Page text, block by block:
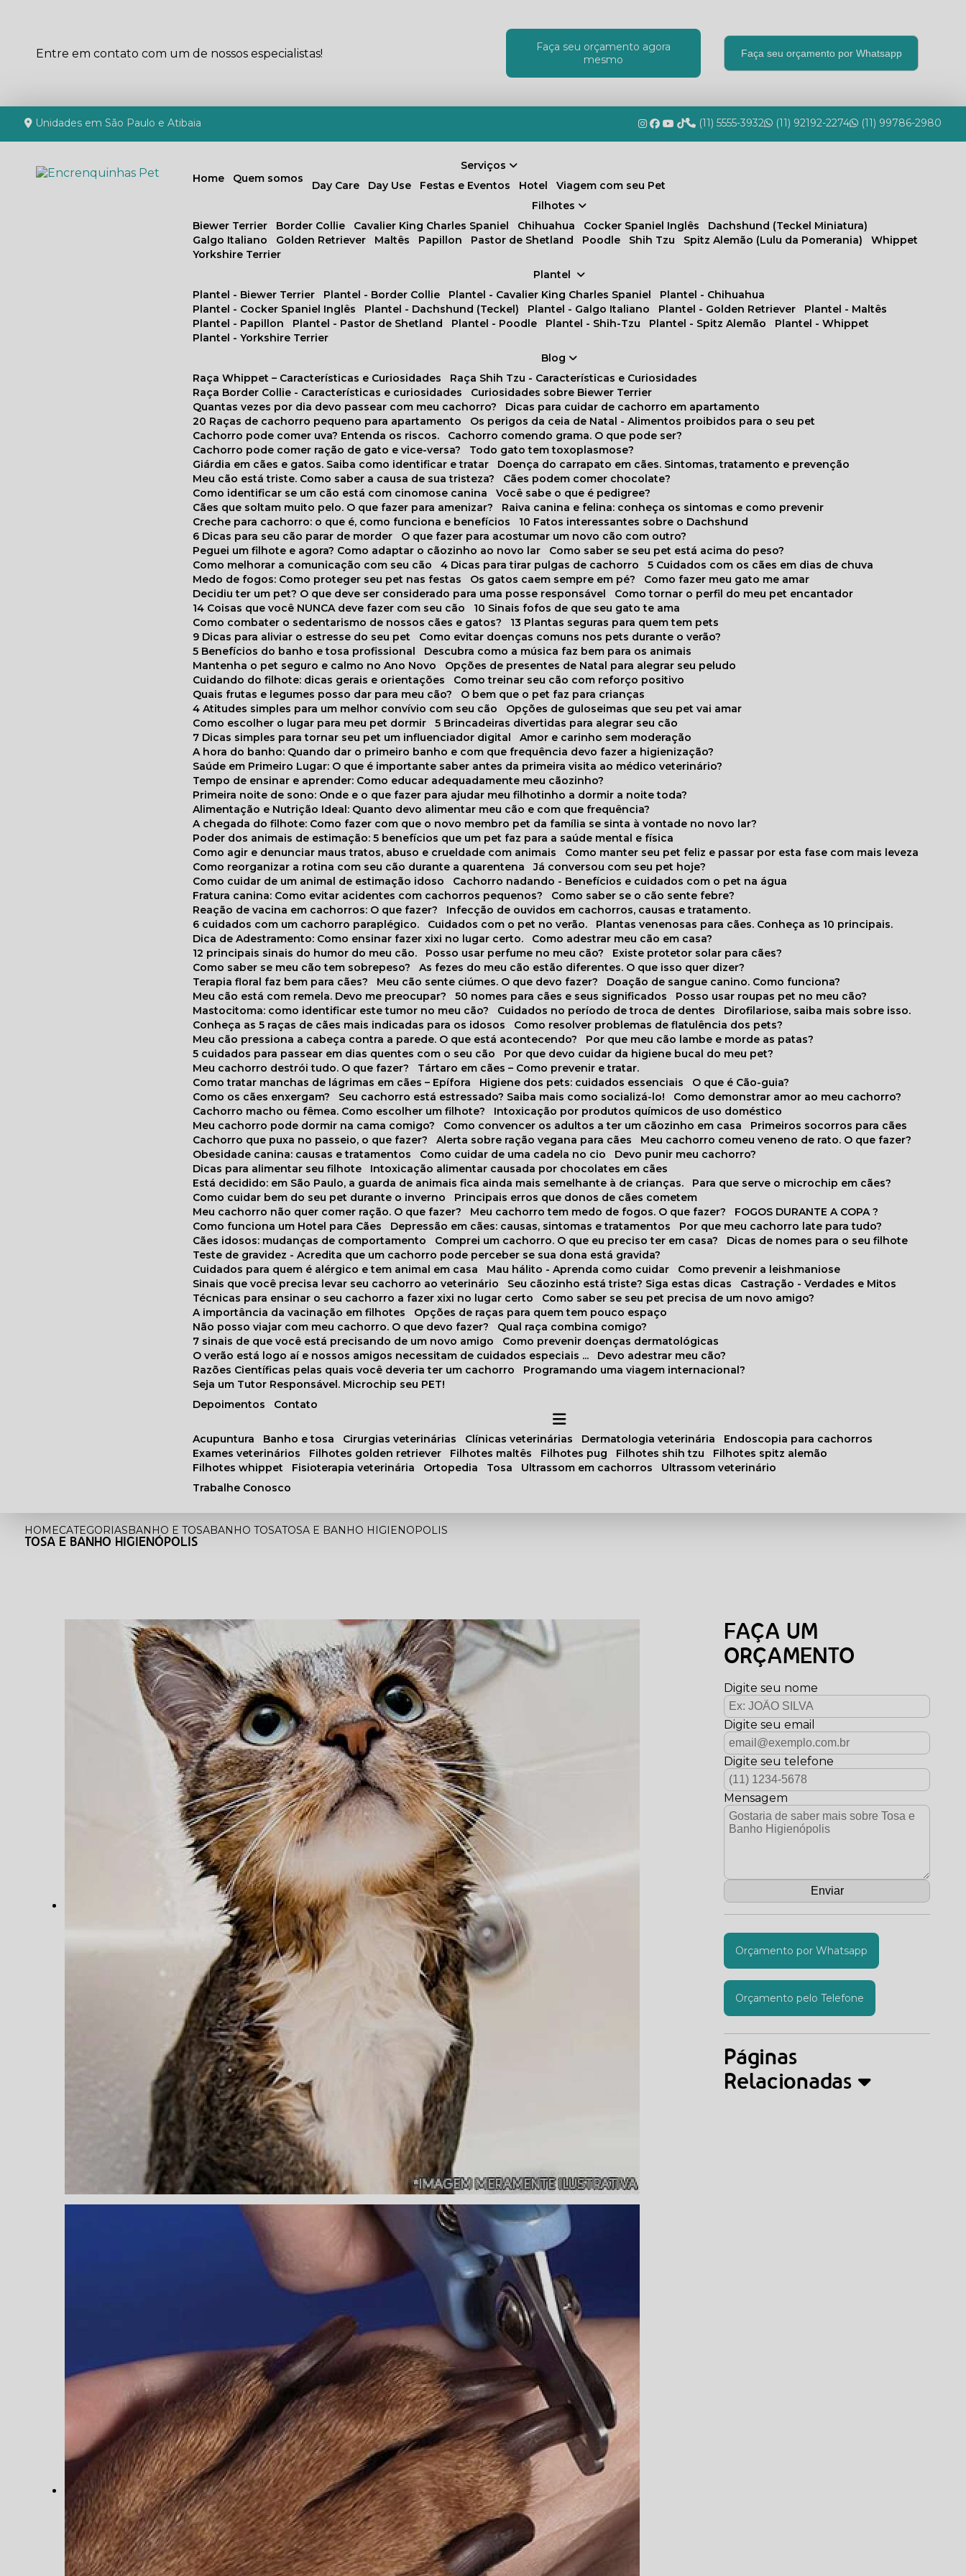
Entre em contato com um de nossos especialistas!
Faça seu orçamento agora
mesmo
Faça seu orçamento por Whatsapp
Unidades em São Paulo e Atibaia (11) 5555-3932 (11) 92192-2274 (11) 99786-2980
Home Quem somos
Depoimentos
Plantel
Plantel - Biewer Terrier
Plantel - Border Collie Plantel - Cavalier King Charles Spaniel
Plantel - Chihuahua
Plantel - Cocker Spaniel Inglês
Plantel - Dachshund (Teckel) Plantel - Galgo Italiano Plantel - Golden Retriever
Plantel - Maltês
Plantel - Papillon
Plantel - Pastor de Shetland Plantel - Poodle Plantel - Shih-Tzu Plantel - Spitz Alemão
Plantel - Whippet
Plantel - Yorkshire Terrier
Blog
Raça Whippet – Características e Curiosidades
Raça Shih Tzu - Características e Curiosidades
Raça Border Collie - Características e curiosidades
Curiosidades sobre Biewer Terrier
Quantas vezes por dia devo passear com meu cachorro?
Dicas para cuidar de cachorro em apartamento
20 Raças de cachorro pequeno para apartamento
Os perigos da ceia de Natal - Alimentos proibidos para o seu pet
Cachorro pode comer uva? Entenda os riscos.
Cachorro comendo grama. O que pode ser?
Cachorro pode comer ração de gato e vice-versa?
Todo gato tem toxoplasmose?
Giárdia em cães e gatos. Saiba como identificar e tratar
Doença do carrapato em cães. Sintomas, tratamento e prevenção
Meu cão está triste. Como saber a causa de sua tristeza?
Cães podem comer chocolate?
Como identificar se um cão está com cinomose canina
Você sabe o que é pedigree?
Cães que soltam muito pelo. O que fazer para amenizar?
Raiva canina e felina: conheça os sintomas e como prevenir
Creche para cachorro: o que é, como funciona e benefícios
10 Fatos interessantes sobre o Dachshund
6 Dicas para seu cão parar de morder
O que fazer para acostumar um novo cão com outro?
Peguei um filhote e agora? Como adaptar o cãozinho ao novo lar
Como saber se seu pet está acima do peso?
Como melhorar a comunicação com seu cão
4 Dicas para tirar pulgas de cachorro
5 Cuidados com os cães em dias de chuva
Medo de fogos: Como proteger seu pet nas festas
Os gatos caem sempre em pé?
Como fazer meu gato me amar
Decidiu ter um pet? O que deve ser considerado para uma posse responsável
Como tornar o perfil do meu pet encantador
14 Coisas que você NUNCA deve fazer com seu cão
10 Sinais fofos de que seu gato te ama
Como combater o sedentarismo de nossos cães e gatos?
13 Plantas seguras para quem tem pets
9 Dicas para aliviar o estresse do seu pet
Como evitar doenças comuns nos pets durante o verão?
5 Benefícios do banho e tosa profissional
Descubra como a música faz bem para os animais
Mantenha o pet seguro e calmo no Ano Novo
Opções de presentes de Natal para alegrar seu peludo
Cuidando do filhote: dicas gerais e orientações
Como treinar seu cão com reforço positivo
Quais frutas e legumes posso dar para meu cão?
O bem que o pet faz para crianças
4 Atitudes simples para um melhor convívio com seu cão
Opções de guloseimas que seu pet vai amar
Como escolher o lugar para meu pet dormir
5 Brincadeiras divertidas para alegrar seu cão
7 Dicas simples para tornar seu pet um influenciador digital
Amor e carinho sem moderação
A hora do banho: Quando dar o primeiro banho e com que frequência devo fazer a higienização?
Saúde em Primeiro Lugar: O que é importante saber antes da primeira visita ao médico veterinário?
Tempo de ensinar e aprender: Como educar adequadamente meu cãozinho?
Primeira noite de sono: Onde e o que fazer para ajudar meu filhotinho a dormir a noite toda?
Alimentação e Nutrição Ideal: Quanto devo alimentar meu cão e com que frequência?
A chegada do filhote: Como fazer com que o novo membro pet da família se sinta à vontade no novo lar?
Poder dos animais de estimação: 5 benefícios que um pet faz para a saúde mental e física
Como agir e denunciar maus tratos, abuso e crueldade com animais
Como manter seu pet feliz e passar por esta fase com mais leveza
Como reorganizar a rotina com seu cão durante a quarentena
Já conversou com seu pet hoje?
Como cuidar de um animal de estimação idoso
Cachorro nadando - Benefícios e cuidados com o pet na água
Fratura canina: Como evitar acidentes com cachorros pequenos?
Como saber se o cão sente febre?
Reação de vacina em cachorros: O que fazer?
Infecção de ouvidos em cachorros, causas e tratamento.
6 cuidados com um cachorro paraplégico.
Cuidados com o pet no verão.
Plantas venenosas para cães. Conheça as 10 principais.
Dica de Adestramento: Como ensinar fazer xixi no lugar certo.
Como adestrar meu cão em casa?
12 principais sinais do humor do meu cão.
Posso usar perfume no meu cão?
Existe protetor solar para cães?
Como saber se meu cão tem sobrepeso?
As fezes do meu cão estão diferentes. O que isso quer dizer?
Terapia floral faz bem para cães?
Meu cão sente ciúmes. O que devo fazer?
Doação de sangue canino. Como funciona?
Meu cão está com remela. Devo me preocupar?
50 nomes para cães e seus significados
Posso usar roupas pet no meu cão?
Mastocitoma: como identificar este tumor no meu cão?
Cuidados no período de troca de dentes
Dirofilariose, saiba mais sobre isso.
Conheça as 5 raças de cães mais indicadas para os idosos
Como resolver problemas de flatulência dos pets?
Meu cão pressiona a cabeça contra a parede. O que está acontecendo?
Por que meu cão lambe e morde as patas?
5 cuidados para passear em dias quentes com o seu cão
Por que devo cuidar da higiene bucal do meu pet?
Meu cachorro destrói tudo. O que fazer?
Tártaro em cães – Como prevenir e tratar.
Como tratar manchas de lágrimas em cães – Epífora
Higiene dos pets: cuidados essenciais
O que é Cão-guia?
Como os cães enxergam?
Seu cachorro está estressado? Saiba mais como socializá-lo!
Como demonstrar amor ao meu cachorro?
Cachorro macho ou fêmea. Como escolher um filhote?
Intoxicação por produtos químicos de uso doméstico
Meu cachorro pode dormir na cama comigo?
Como convencer os adultos a ter um cãozinho em casa
Primeiros socorros para cães
Cachorro que puxa no passeio, o que fazer?
Alerta sobre ração vegana para cães
Meu cachorro comeu veneno de rato. O que fazer?
Obesidade canina: causas e tratamentos
Como cuidar de uma cadela no cio
Devo punir meu cachorro?
Dicas para alimentar seu filhote
Intoxicação alimentar causada por chocolates em cães
Está decidido: em São Paulo, a guarda de animais fica ainda mais semelhante à de crianças.
Para que serve o microchip em cães?
Como cuidar bem do seu pet durante o inverno
Principais erros que donos de cães cometem
Meu cachorro não quer comer ração. O que fazer?
Meu cachorro tem medo de fogos. O que fazer?
FOGOS DURANTE A COPA ?
Como funciona um Hotel para Cães
Depressão em cães: causas, sintomas e tratamentos
Por que meu cachorro late para tudo?
Cães idosos: mudanças de comportamento
Comprei um cachorro. O que eu preciso ter em casa?
Dicas de nomes para o seu filhote
Teste de gravidez - Acredita que um cachorro pode perceber se sua dona está gravida?
Cuidados para quem é alérgico e tem animal em casa
Mau hálito - Aprenda como cuidar
Como prevenir a leishmaniose
Sinais que você precisa levar seu cachorro ao veterinário
Seu cãozinho está triste? Siga estas dicas
Castração - Verdades e Mitos
Técnicas para ensinar o seu cachorro a fazer xixi no lugar certo
Como saber se seu pet precisa de um novo amigo?
A importância da vacinação em filhotes
Opções de raças para quem tem pouco espaço
Não posso viajar com meu cachorro. O que devo fazer?
Qual raça combina comigo?
7 sinais de que você está precisando de um novo amigo
Como prevenir doenças dermatológicas
O verão está logo aí e nossos amigos necessitam de cuidados especiais ...
Devo adestrar meu cão?
Razões Científicas pelas quais você deveria ter um cachorro
Programando uma viagem internacional?
Seja um Tutor Responsável. Microchip seu PET!
Serviços
Day Care
Day Use Festas e Eventos Hotel
Viagem com seu Pet
Filhotes
Biewer Terrier
Border Collie Cavalier King Charles Spaniel Chihuahua Cocker Spaniel Inglês
Dachshund (Teckel Miniatura)
Galgo Italiano
Golden Retriever Maltês Papillon Pastor de Shetland Poodle Shih Tzu Spitz Alemão (Lulu da Pomerania)
Whippet
Yorkshire Terrier
Contato
acupuntura banho e tosa cirurgias veterinárias clínicas veterinárias dermatologia veterinária
endoscopia para cachorros
exames veterinários
filhotes golden retriever filhotes maltês filhotes pug filhotes shih tzu
filhotes spitz alemão
filhotes whippet
fisioterapia veterinária ortopedia tosa ultrassom em cachorros
ultrassom veterinário
Trabalhe Conosco
HOMECATEGORIASBANHO E TOSABANHO TOSATOSA E BANHO HIGIENOPOLIS
TOSA E BANHO HIGIENÓPOLIS
FAÇA UM
ORÇAMENTO
Digite seu nome
Digite seu email
Digite seu telefone
Mensagem
Orçamento por Whatsapp
Orçamento pelo Telefone
Páginas
Relacionadas